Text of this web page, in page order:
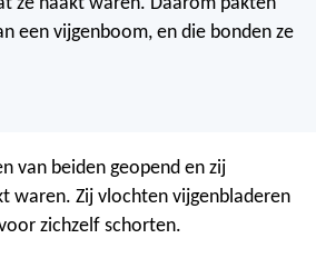
een vijgenboom, en die bonden ze
van beiden geopend en zij
waren. Zij vlochten vijgenbladeren
zichzelf schorten.